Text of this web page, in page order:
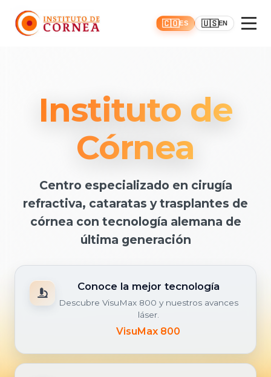
Inicio
🇨🇴ES 🇺🇸EN
Instituto de
Córnea
Centro especializado en cirugía
refractiva, cataratas y trasplantes de
córnea con tecnología alemana de
última generación
Conoce la mejor tecnología
Descubre VisuMax 800 y nuestros avances
láser.
VisuMax 800